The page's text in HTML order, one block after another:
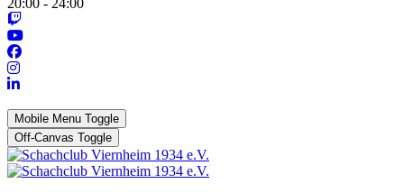
20:00 - 24:00
Mobile Menu Toggle
Off-Canvas Toggle